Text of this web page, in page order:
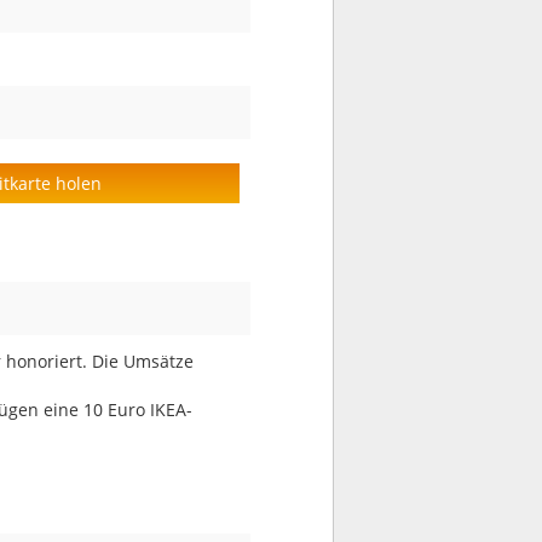
holen
Die Umsätze
eine 10 Euro IKEA-